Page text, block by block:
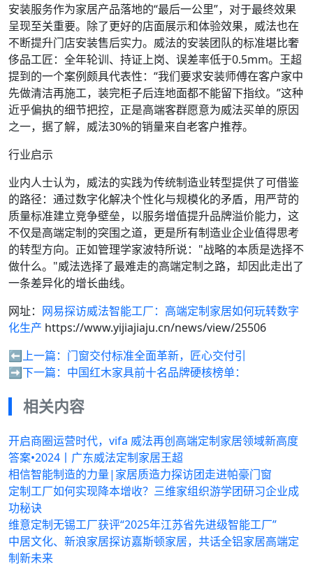
安装服务作为家居产品落地的“最后一公里”，对于最终效果
呈现至关重要。除了更好的店面展示和体验效果，威法也在
不断提升门店安装售后实力。威法的安装团队的标准堪比奢
侈品工匠：全年轮训、持证上岗、误差率低于0.5mm。王超
提到的一个案例颇具代表性：“我们要求安装师傅在客户家中
先做清洁再施工，装完柜子后连地面都不能留下指纹。”这种
近乎偏执的细节把控，正是高端客群愿意为威法买单的原因
之一，据了解，威法30%的销量来自老客户推荐。
行业启示
业内人士认为，威法的实践为传统制造业转型提供了可借鉴
的路径：通过数字化解决个性化与规模化的矛盾，用严苛的
质量标准建立竞争壁垒，以服务增值提升品牌溢价能力，这
不仅是高端定制的突围之道，更是所有制造业企业值得思考
的转型方向。正如管理学家波特所说："战略的本质是选择不
做什么。"威法选择了最难走的高端定制之路，却因此走出了
一条差异化的增长曲线。
网址： 网易探访威法智能工厂：高端定制家居如何玩转数字
化生产 https://www.yijiajiaju.cn/news/view/25506
⬅️上一篇： 门窗交付标准全面革新，匠心交付引
➡️下一篇： 中国红木家具前十名品牌硬核榜单：
相关内容
开启商圈运营时代，vifa 威法再创高端定制家居领域新高度
答案•2024丨广东威法定制家居王超
相信智能制造的力量|家居质造力探访团走进帕豪门窗
定制工厂如何实现降本增收？三维家组织游学团研习企业成
功秘诀
维意定制无锡工厂获评“2025年江苏省先进级智能工厂”
中居文化、新浪家居探访嘉斯顿家居，共话全铝家居高端定
制新未来